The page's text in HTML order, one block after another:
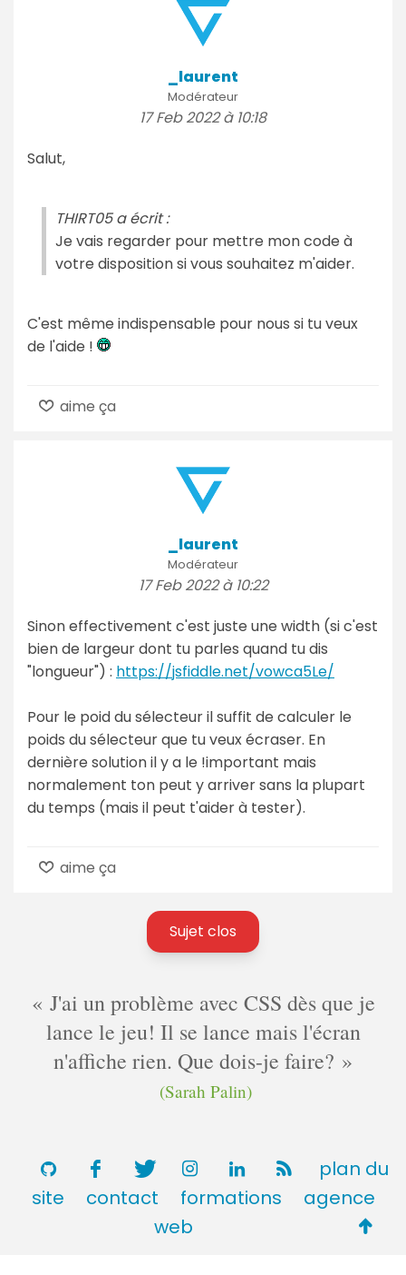
_laurent
Modérateur
17 Feb 2022 à 10:18
Salut,
THIRT05 a écrit :
Je vais regarder pour mettre mon code à
votre disposition si vous souhaitez m'aider.
C'est même indispensable pour nous si tu veux
de l'aide !
aime ça
_laurent
Modérateur
17 Feb 2022 à 10:22
Sinon effectivement c'est juste une width (si c'est
bien de largeur dont tu parles quand tu dis
"longueur") : https://jsfiddle.net/vowca5Le/
Pour le poid du sélecteur il suffit de calculer le
poids du sélecteur que tu veux écraser. En
dernière solution il y a le !important mais
normalement ton peut y arriver sans la plupart
du temps (mais il peut t'aider à tester).
aime ça
Sujet clos
J'ai un problème avec CSS dès que je
lance le jeu! Il se lance mais l'écran
n'affiche rien. Que dois-je faire?
(Sarah Palin)
plan du
site
contact formations
agence
web